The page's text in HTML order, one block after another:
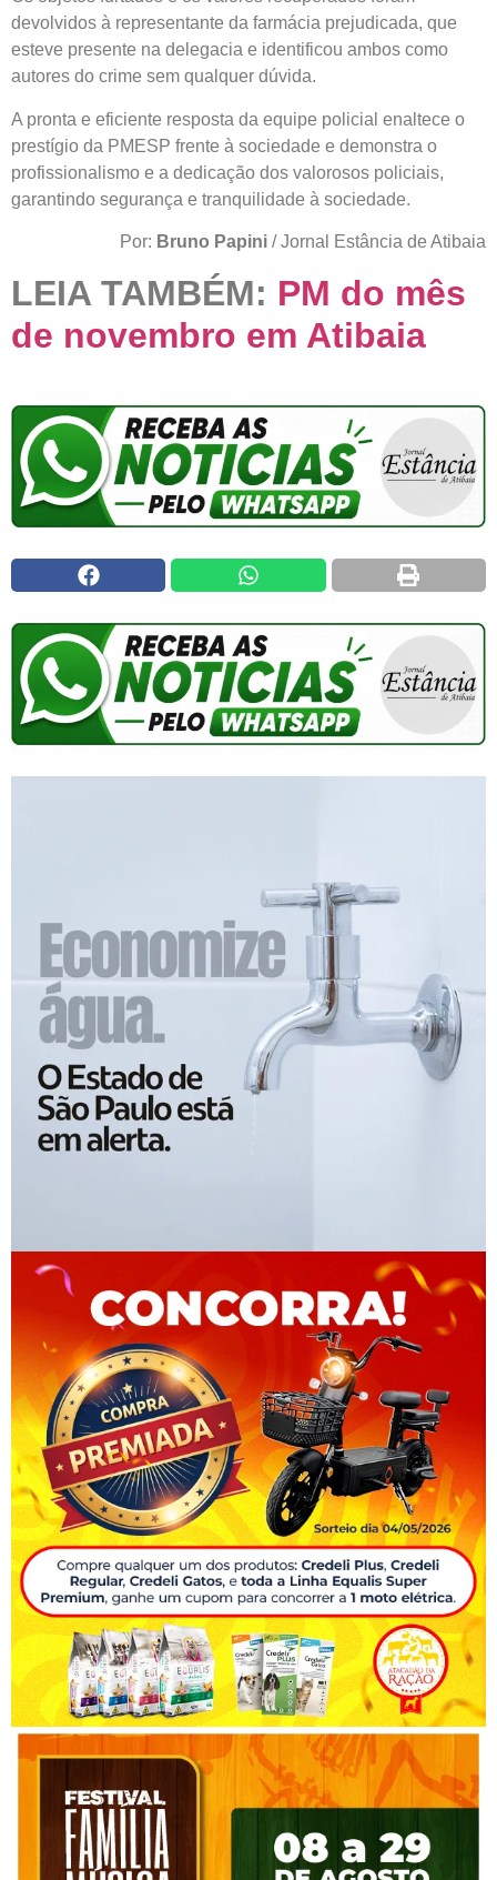
devolvidos à representante da farmácia prejudicada, que
esteve presente na delegacia e identificou ambos como
autores do crime sem qualquer dúvida.
A pronta e eficiente resposta da equipe policial enaltece o
prestígio da PMESP frente à sociedade e demonstra o
profissionalismo e a dedicação dos valorosos policiais,
garantindo segurança e tranquilidade à sociedade.
Por: Bruno Papini / Jornal Estância de Atibaia
LEIA TAMBÉM: PM do mês
de novembro em Atibaia